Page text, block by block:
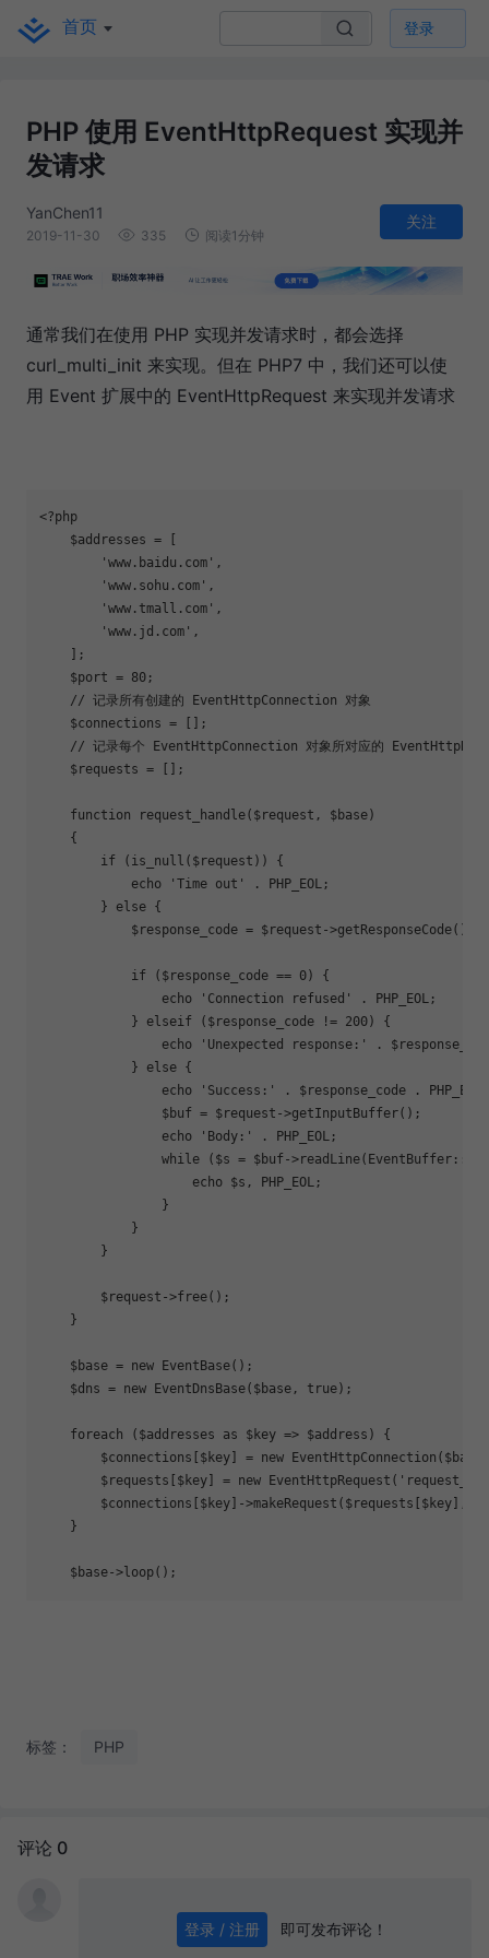
首页 登录
PHP 使用 EventHttpRequest 实现并
发请求
YanChen11
2019-11-30 335 阅读1分钟
关注
通常我们在使用 PHP 实现并发请求时，都会选择
curl_multi_init 来实现。但在 PHP7 中，我们还可以使
用 Event 扩展中的 EventHttpRequest 来实现并发请求
<?php
    $addresses = [
'www.baidu.com' ,
'www.sohu.com' ,
'www.tmall.com' ,
'www.jd.com' ,
    ];
    $port =
80 ;
// 记录所有创建的 EventHttpConnection 对象
    $connections = [];
// 记录每个 EventHttpConnection 对象所对应的
    $requests = [];
function request_handle($request, $base)
{
if (is_null($request)) {
echo
'Time out'
. PHP_EOL;
        }
else {
            $response_code = $request->getResponseCode();
if ($response_code == 0 ) {
echo
'Connection refused'
. PHP_EOL;
            }
elseif ($response_code != 200 ) {
echo
'Unexpected response:'
.
            }
else {
echo
'Success:'
. $response_code . PHP_EOL;
                $buf = $request->getInputBuffer();
echo
'Body:'
. PHP_EOL;
while ($s = $buf-
echo $s, PHP_EOL;
                }
            }
        }
        $request->free();
    }
    $base =
new EventBase();
    $dns =
new EventDnsBase($base, true );
foreach ($addresses as $key => $address) {
        $connections[$key] =
new
        $requests[$key] =
new EventHttpRequest(
$connections[$key]->makeRequest($requests[$key],
    }
标签： PHP
评论 0
登录 / 注册 即可发布评论！